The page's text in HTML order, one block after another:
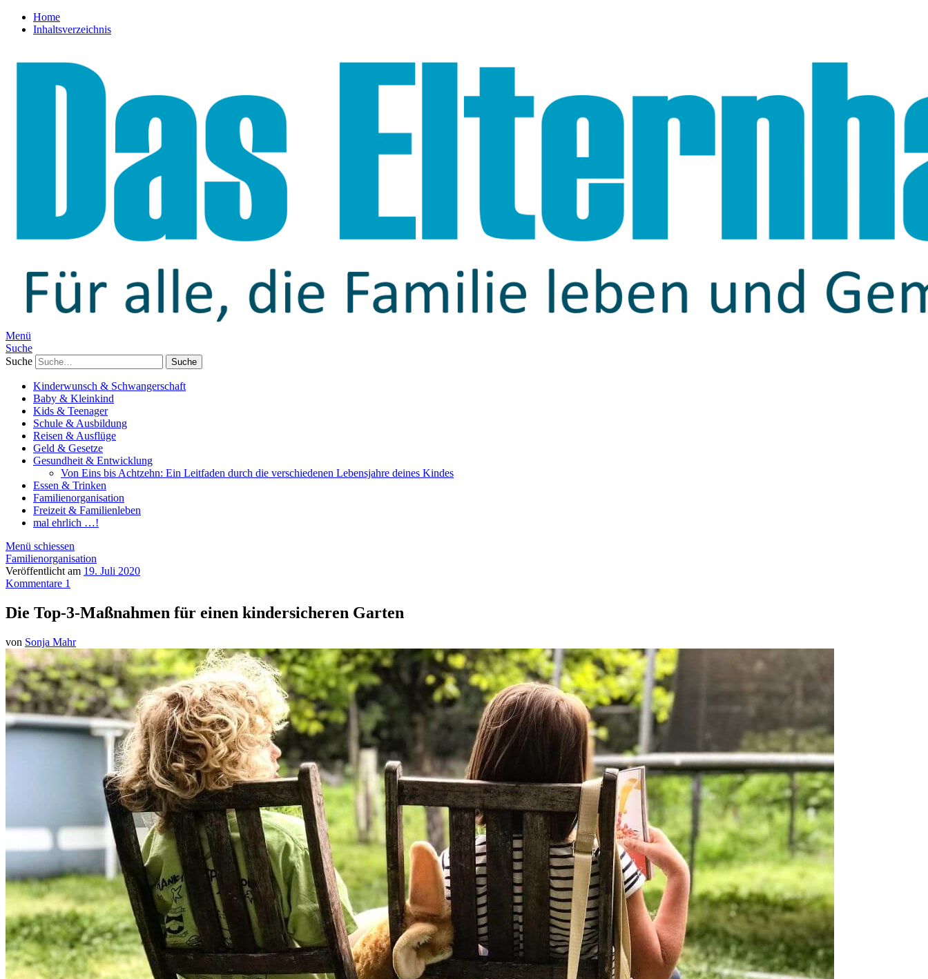
Home
Inhaltsverzeichnis
Menü
Suche
Suche
Kinderwunsch & Schwangerschaft
Baby & Kleinkind
Kids & Teenager
Schule & Ausbildung
Reisen & Ausflüge
Geld & Gesetze
Gesundheit & Entwicklung
Von Eins bis Achtzehn: Ein Leitfaden durch die verschiedenen Lebensjahre deines Kindes
Essen & Trinken
Familienorganisation
Freizeit & Familienleben
mal ehrlich …!
Menü schiessen
Familienorganisation
Veröffentlicht am 19. Juli 2020
Kommentare 1
Die Top-3-Maßnahmen für einen kindersicheren Garten
von Sonja Mahr